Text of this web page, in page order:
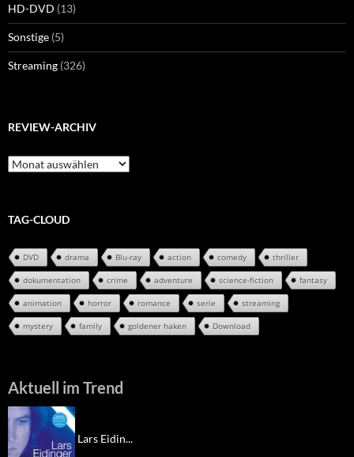
HD-DVD (13)
Sonstige (5)
Streaming (326)
REVIEW-ARCHIV
Review-
Archiv
TAG-CLOUD
DVD drama Blu-ray action comedy thriller
dokumentation crime adventure science-fiction fantasy
animation horror romance serie streaming
mystery family goldener haken Download
Aktuell im Trend
Lars Eidin...